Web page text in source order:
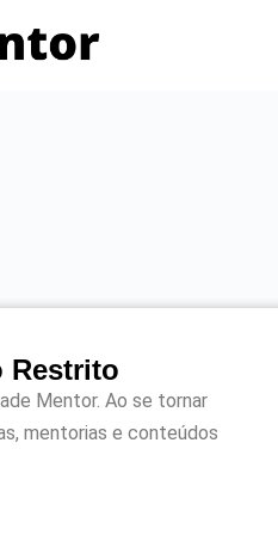
Restrito
Mentor. Ao se tornar
mentorias e conteúdos